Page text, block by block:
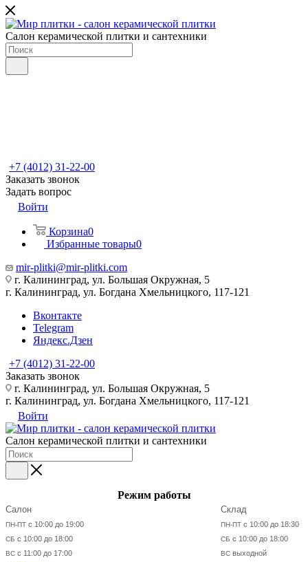
Салон керамической плитки и сантехники
+7 (4012) 31-22-00
Заказать звонок
Задать вопрос
Войти
Корзина0
Избранные товары0
mir-plitki@mir-plitki.com
г. Калининград, ул. Большая Окружная, 5
г. Калининград, ул. Богдана Хмельницкого, 117-121
Вконтакте
Telegram
Яндекс.Дзен
+7 (4012) 31-22-00
Заказать звонок
г. Калининград, ул. Большая Окружная, 5
г. Калининград, ул. Богдана Хмельницкого, 117-121
Войти
Салон керамической плитки и сантехники
Режим работы
Салон
ПН-ПТ с 10:00 до 19:00
СБ с 10:00 до 18:00
ВС с 11:00 до 17:00
Склад
ПН-ПТ с 10:00 до 18:30
СБ с 10:00 до 18:00
ВС выходной